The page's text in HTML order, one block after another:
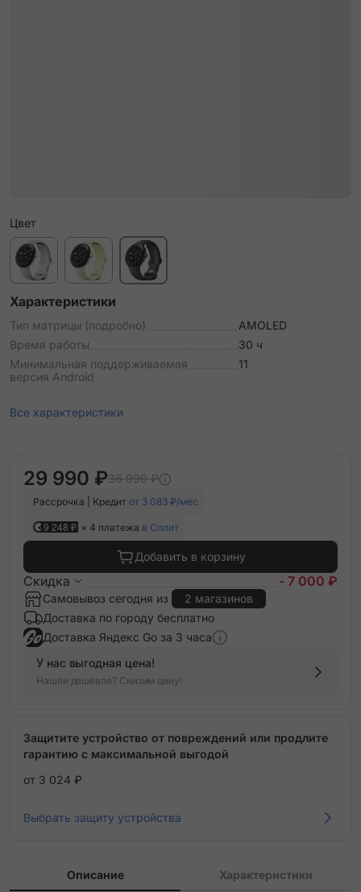
Цвет
Характеристики
Тип матрицы (подробно)
AMOLED
Время работы
30 ч
Минимальная поддерживаемая
версия Android
11
Все характеристики
29 990 ₽36 990 ₽
Рассрочка | Кредит от 3 083 ₽/мес
9 248 ₽ × 4 платежа в Сплит
Добавить в корзину
Скидка - 7 000 ₽
Самовывоз сегодня из
2 магазинов
Доставка по городу бесплатно
Доставка Яндекс Go за 3 часа
У нас выгодная цена!
Нашли дешевле? Снизим цену!
Защитите устройство от повреждений или продлите
гарантию с максимальной выгодой
от 3 024 ₽
Выбрать защиту устройства
Описание Характеристики